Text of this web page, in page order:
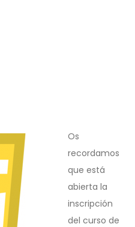
Os
recordamos
que está
abierta la
inscripción
del curso de